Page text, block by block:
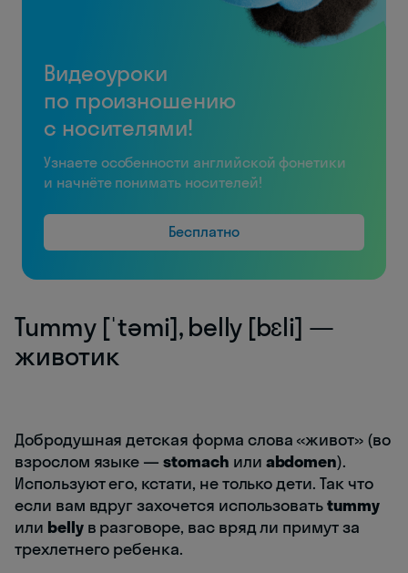
Видеоуроки
по произношению
с носителями!
Узнаете особенности английской фонетики
и начнёте понимать носителей!
Бесплатно
Tummy [ˈtəmi], belly [bɛli] —
животик
Добродушная детская форма слова «живот» (во
взрослом языке —stomach или abdomen).
Используют его, кстати, не только дети. Так что
если вам вдруг захочется использоватьtummy
или bellyв разговоре, вас вряд ли примут за
трехлетнего ребенка.